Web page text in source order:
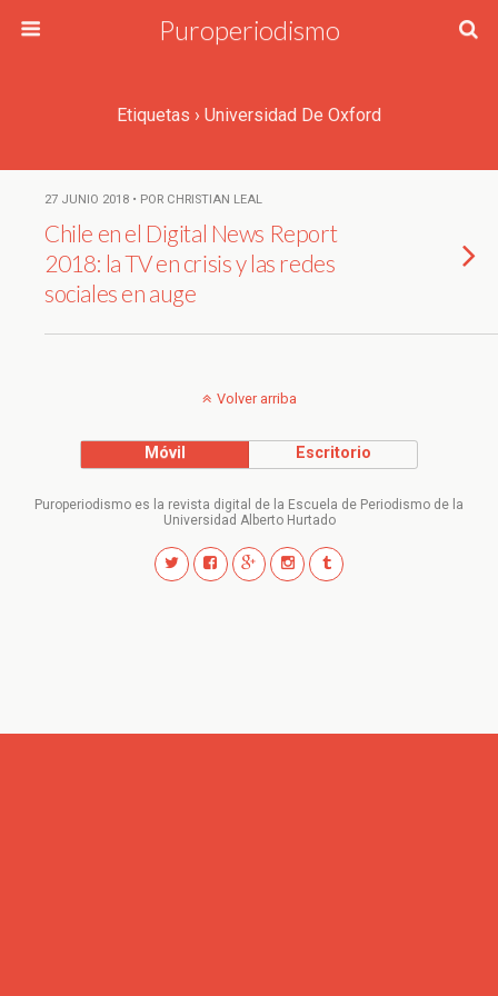
Puroperiodismo
Etiquetas › Universidad De Oxford
27 JUNIO 2018 • POR CHRISTIAN LEAL
Chile en el Digital News Report
2018: la TV en crisis y las redes
sociales en auge
Volver arriba
Móvil Escritorio
Puroperiodismo es la revista digital de la Escuela de Periodismo de la
Universidad Alberto Hurtado